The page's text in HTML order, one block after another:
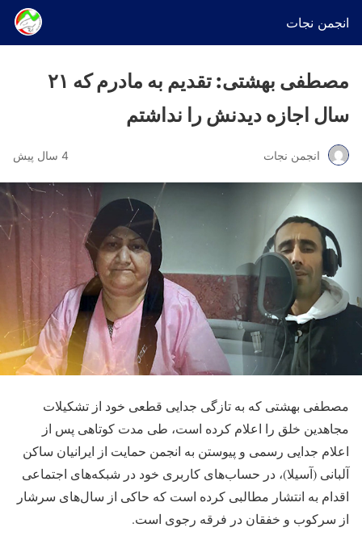
انجمن نجات
مصطفی بهشتی: تقدیم به مادرم که ۲۱
سال اجازه دیدنش را نداشتم
انجمن نجات 4 سال پیش
مصطفی بهشتی که به تازگی جدایی قطعی خود از تشکیلات
مجاهدین خلق را اعلام کرده است، طی مدت کوتاهی پس از
اعلام جدایی رسمی و پیوستن به انجمن حمایت از ایرانیان ساکن
آلبانی (آسیلا)، در حساب‌های کاربری خود در شبکه‌های اجتماعی
اقدام به انتشار مطالبی کرده است که حاکی از سال‌های سرشار
از سرکوب و خفقان در فرقه رجوی است.